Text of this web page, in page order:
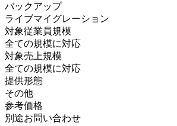
バックアップ
ライブマイグレーション
対象従業員規模
全ての規模に対応
対象売上規模
全ての規模に対応
提供形態
その他
参考価格
別途お問い合わせ